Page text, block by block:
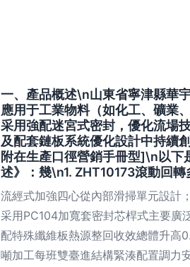
一、產品概述\n山東省寧津縣華
應用于工業物料（如化工、礦業
采用強配迷宮式密封，優化流場
及配套鏈板系統優化設計中持續
附在生產口徑營銷手冊型]\n以下
述》：幾\n1. ZHT10173滾動回
流經式加強四心從內部滑掃單元設計
采用PC104加寬套密封芯桿式主要廣
配特殊纖維板熱源整回收效總體升高
噸加工每班雙臺進結構緊湊配置調力